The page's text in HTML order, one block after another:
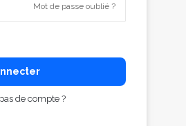
Mot de passe oublié ?
de compte ?